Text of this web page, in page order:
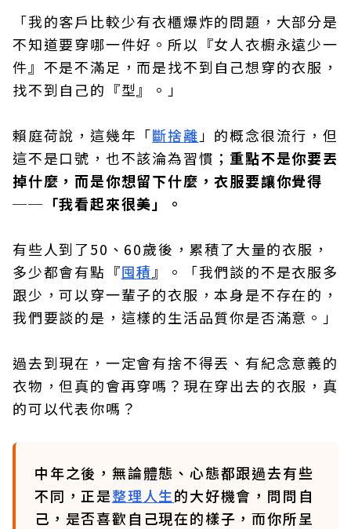
「我的客戶比較少有衣櫃爆炸的問題，大部分是
不知道要穿哪一件好。所以『女人衣櫥永遠少一
件』不是不滿足，而是找不到自己想穿的衣服，
找不到自己的『型』。」
賴庭荷說，這幾年「斷捨離 」的概念很流行，但
這不是口號，也不該淪為習慣； 重點不是你要丟
掉什麼，而是你想留下什麼，衣服要讓你覺得
──「我看起來很美」。
有些人到了50、60歲後，累積了大量的衣服，
多少都會有點『囤積 』。「我們談的不是衣服多
跟少，可以穿一輩子的衣服，本身是不存在的，
我們要談的是，這樣的生活品質你是否滿意。」
過去到現在，一定會有捨不得丟、有紀念意義的
衣物，但真的會再穿嗎？現在穿出去的衣服，真
的可以代表你嗎？
中年之後，無論體態、心態都跟過去有些
不同，正是整理人生的大好機會，問問自
己，是否喜歡自己現在的樣子，而你所呈